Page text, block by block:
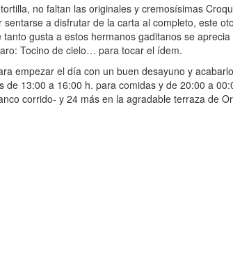
no faltan las originales y cremosísimas
a disfrutar de la carta al completo, este
gusta a estos hermanos gaditanos se
Tocino de cielo… para tocar el ídem.
empezar el día con un buen desayuno y
13:00 a 16:00 h. para comidas y de 20:00 a
corrido- y 24 más en la agradable terraza de